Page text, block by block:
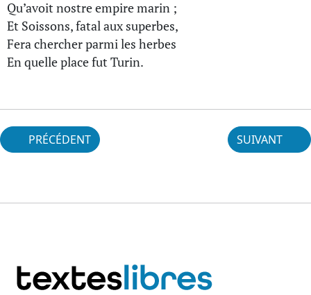
Qu’avoit nostre empire marin ;
Et Soissons, fatal aux superbes,
Fera chercher parmi les herbes
En quelle place fut Turin.
PRÉCÉDENT SUIVANT